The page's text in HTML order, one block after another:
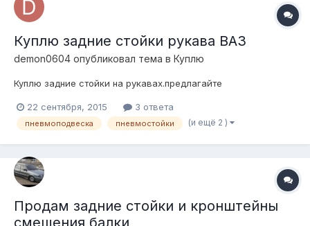
Куплю задние стойки рукава ВАЗ
demon0604 опубликовал тема в Куплю
Куплю задние стойки на рукавах.предлагайте
22 сентября, 2015 3 ответа
пневмоподвеска пневмостойки (и ещё 2 )
Продам задние стойки и кронштейны
смещения балки